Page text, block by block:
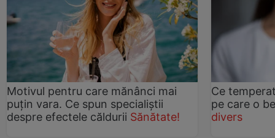
Motivul pentru care mănânci mai
puțin vara. Ce spun specialiștii
despre efectele căldurii Sănătate!
Ce
pe care o
divers